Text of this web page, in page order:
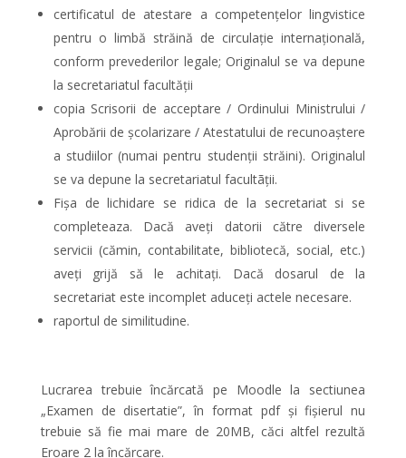
certificatul de atestare a competențelor lingvistice
pentru o limbă străină de circulație internațională,
conform prevederilor legale; Originalul se va depune
la secretariatul facultății
copia Scrisorii de acceptare / Ordinului Ministrului /
Aprobării de școlarizare / Atestatului de recunoaștere
a studiilor (numai pentru studenții străini). Originalul
se va depune la secretariatul facultãții.
Fișa de lichidare se ridica de la secretariat si se
completeaza. Dacă aveți datorii către diversele
servicii (cămin, contabilitate, bibliotecă, social, etc.)
aveți grijă să le achitați. Dacă dosarul de la
secretariat este incomplet aduceți actele necesare.
raportul de similitudine.
Lucrarea trebuie încărcată pe Moodle la sectiunea
„Examen de disertatie”, în format pdf și fișierul nu
trebuie să fie mai mare de 20MB, căci altfel rezultă
Eroare 2 la încărcare.